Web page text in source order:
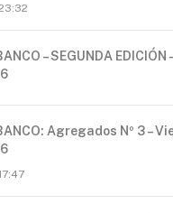
– SEGUNDA
Agregados Nº 3 –